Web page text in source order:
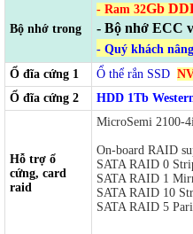
Bộ nhớ trong
- Ram 32Gb
- Bộ nhớ ECC
- Quý khách
Ổ đĩa cứng 1
Ổ thể rắn SSD
Ổ đĩa cứng 2
HDD 1Tb
Hỗ trợ ổ
cứng, card
raid
MicroSemi 2100-
On-board RAID
SATA RAID 0
SATA RAID 1
SATA RAID 10
SATA RAID 5